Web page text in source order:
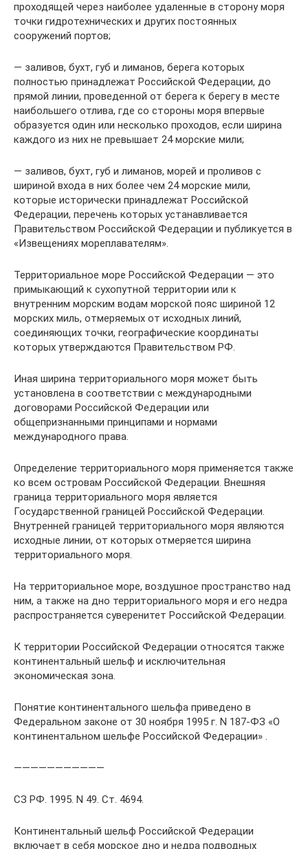
проходящей через наиболее удаленные в сторону моря
точки гидротехнических и других постоянных
сооружений портов;
— заливов, бухт, губ и лиманов, берега которых
полностью принадлежат Российской Федерации, до
прямой линии, проведенной от берега к берегу в месте
наибольшего отлива, где со стороны моря впервые
образуется один или несколько проходов, если ширина
каждого из них не превышает 24 морские мили;
— заливов, бухт, губ и лиманов, морей и проливов с
шириной входа в них более чем 24 морские мили,
которые исторически принадлежат Российской
Федерации, перечень которых устанавливается
Правительством Российской Федерации и публикуется в
«Извещениях мореплавателям».
Территориальное море Российской Федерации — это
примыкающий к сухопутной территории или к
внутренним морским водам морской пояс шириной 12
морских миль, отмеряемых от исходных линий,
соединяющих точки, географические координаты
которых утверждаются Правительством РФ.
Иная ширина территориального моря может быть
установлена в соответствии с международными
договорами Российской Федерации или
общепризнанными принципами и нормами
международного права.
Определение территориального моря применяется также
ко всем островам Российской Федерации. Внешняя
граница территориального моря является
Государственной границей Российской Федерации.
Внутренней границей территориального моря являются
исходные линии, от которых отмеряется ширина
территориального моря.
На территориальное море, воздушное пространство над
ним, а также на дно территориального моря и его недра
распространяется суверенитет Российской Федерации.
К территории Российской Федерации относятся также
континентальный шельф и исключительная
экономическая зона.
Понятие континентального шельфа приведено в
Федеральном законе от 30 ноября 1995 г. N 187-ФЗ «О
континентальном шельфе Российской Федерации» .
———————————
СЗ РФ. 1995. N 49. Ст. 4694.
Континентальный шельф Российской Федерации
включает в себя морское дно и недра подводных